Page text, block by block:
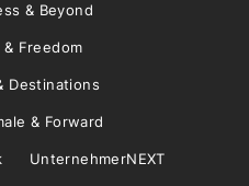
& Beyond
& Freedom
Destinations
& Forward
UnternehmerNEXT